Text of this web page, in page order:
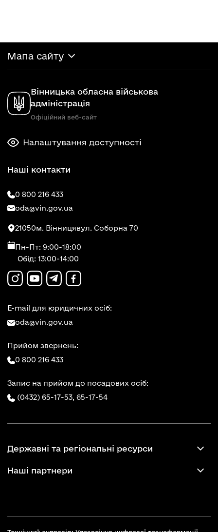
Мапа сайту
Вінницька обласна військова
адміністрація
Офіційний веб-сайт
Налаштування доступності
Наші контакти
0 800 216 433
oda@vin.gov.ua
21050м. Вінницявул. Соборна 70
Пн-Пт: 9:00-18:00
Обід: 13:00-14:00
E-mail для юридичних осіб:
oda@vin.gov.ua
Прийом звернень:
0 800 216 433
Запис на прийом до посадових осіб:
(0432) 65-17-53, 65-17-54
Державні та регіональні ресурси
Наші партнери